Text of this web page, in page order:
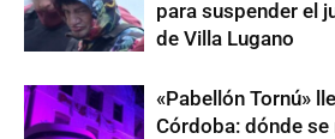
para suspender el
de Villa Lugano
«Pabellón Tornú»
Córdoba: dónde se